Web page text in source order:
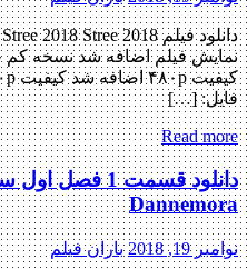
فایل: […]
Read more
Dannemora
نوامبر 19, 2018 باران فیلم